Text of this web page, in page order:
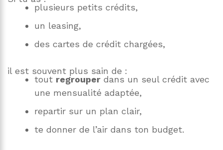
plusieurs petits crédits,
un leasing,
des cartes de crédit chargées,
il est souvent plus sain de :
tout regrouper dans un seul crédit avec
une mensualité adaptée,
repartir sur un plan clair,
te donner de l’air dans ton budget.